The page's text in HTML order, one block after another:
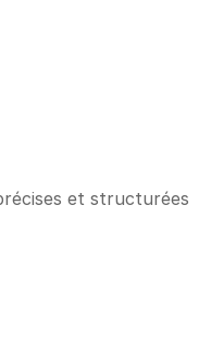
et structurées